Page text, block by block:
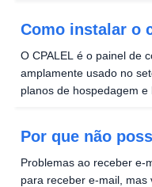
Como instalar o
O CPALEL é o painel de
amplamente usado no
planos de hospedagem
web a partir de um...
Por que não
cPanel?
Problemas ao receber e-
para receber e-mail,